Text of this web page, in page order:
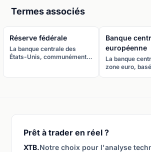
Termes associés
Réserve fédérale
La banque centrale des
États-Unis, communément
Banque
européenne
La banque
zone euro,
Prêt à trader en réel ?
XTB.Notre choix pour l'analyse